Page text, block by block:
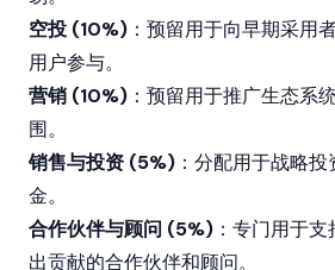
空投 (10%) ：预留用于向早期采用
用户参与。
营销 (10%) ：预留用于推广生态系
围。
销售与投资 (5%) ：分配用于战略
金。
合作伙伴与顾问 (5%) ：专门用于
出贡献的合作伙伴和顾问。